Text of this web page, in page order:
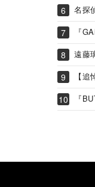
名探
『
遠藤
【
『